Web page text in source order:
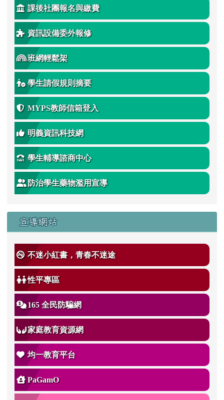
課後社團報名與繳費
資訊設備委外報修
班網輕鬆架
學生請假規則摘要
MYPS教師信箱登入
明義資訊科技網
學生輔導諮商中心
防治學生藥物濫用宣導
宣導網站
不迷小紅書，青春不迷途
性平專區
165 全民防騙網
家庭教育資源網
均一教育平台
PaGamO